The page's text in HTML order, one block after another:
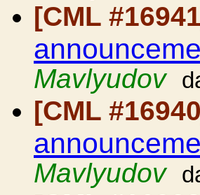
[CML
Mavlyudov
[CML
Mavlyudov